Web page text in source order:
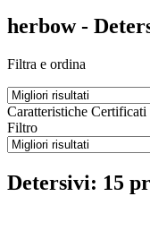
herbow -
Filtra e ordina
Caratteristiche Certificati
Filtro
Detersivi: 15